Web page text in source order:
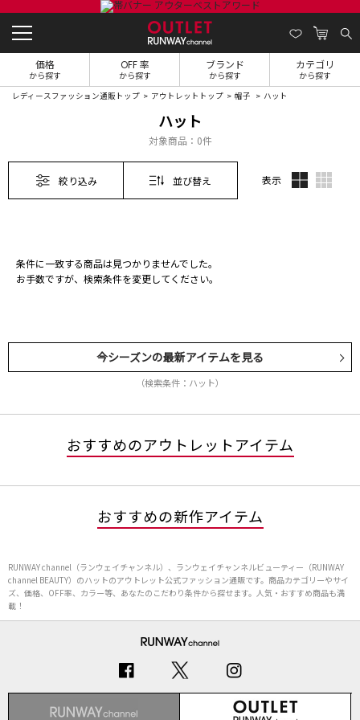
価格
から探す
OFF 率
から探す
ブランド
から探す
カテゴリ
から探す
レディースファッション通販トップ アウトレットトップ 帽子 ハット
ハット
対象商品： 0件
絞り込み 並び替え 表示
条件に一致する商品は見つかりませんでした。
お手数ですが、検索条件を変更してください。
今シーズンの最新アイテムを見る
（検索条件：ハット）
おすすめのアウトレットアイテム
おすすめの新作アイテム
RUNWAY channel（ランウェイチャンネル）、ランウェイチャンネルビューティー（RUNWAY
channel BEAUTY）のハットのアウトレット公式ファッション通販です。商品カテゴリーやサイ
ズ、価格、OFF率、カラー等、あなたのこだわり条件から探せます。人気・おすすめ商品も満
載！